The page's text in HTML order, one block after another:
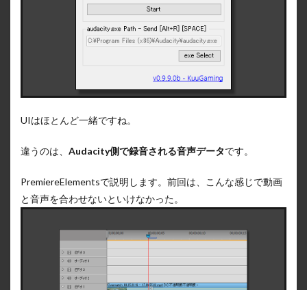
UIはほとんど一緒ですね。
違うのは、 Audacity側で録音される音声データです。
PremiereElementsで説明します。前回は、こんな感じで動画
と音声を合わせないといけなかった。